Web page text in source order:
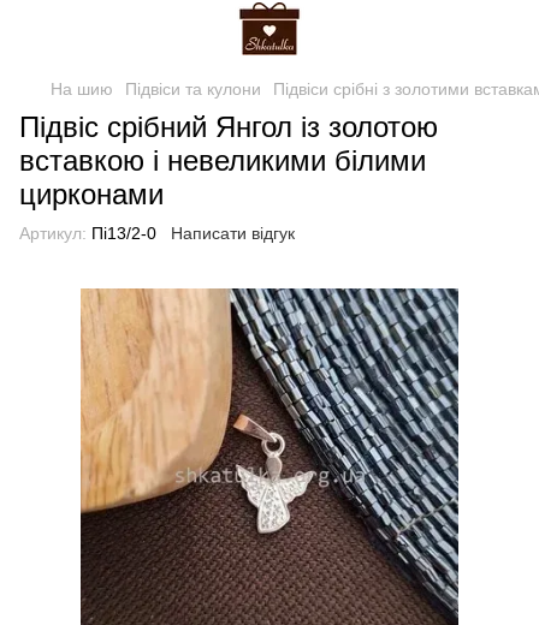
На шию Підвіси та кулони Підвіси срібні з золотими
Підвіс срібний Янгол із золотою
вставкою і невеликими білими
цирконами
Артикул: Пі13/2-0 Написати відгук